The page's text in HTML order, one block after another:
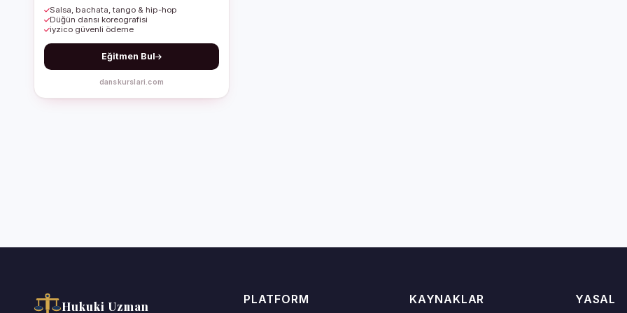
Salsa, bachata, tango & hip-hop
Düğün dansı koreografisi
iyzico güvenli ödeme
Eğitmen Bul
danskurslari.com
Hukuki Uzman PLATFORM KAYNAKLAR YASAL